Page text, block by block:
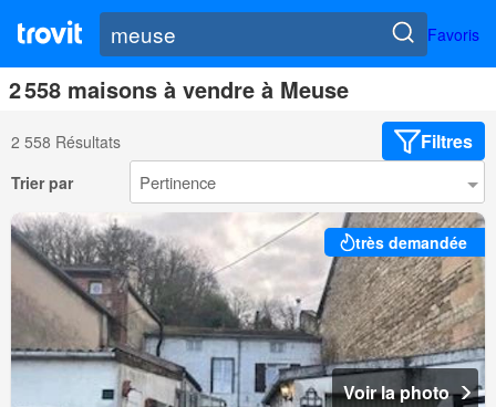
Favoris
2 558 maisons à vendre à Meuse
2 558 Résultats Filtres
Trier par
très demandée
Voir la photo